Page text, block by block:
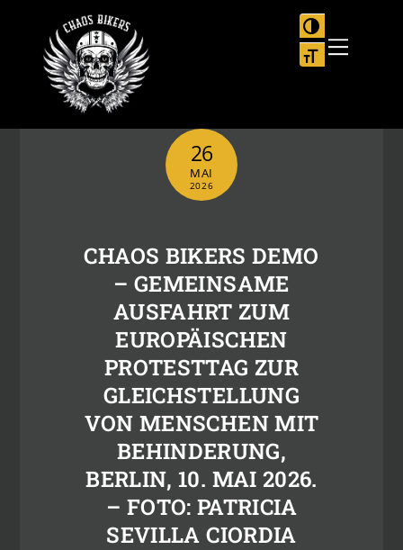
content
Menu
SCHRIFT
26
MAI
2026
CHAOS BIKERS DEMO
– GEMEINSAME
AUSFAHRT ZUM
EUROPÄISCHEN
PROTESTTAG ZUR
GLEICHSTELLUNG
VON MENSCHEN MIT
BEHINDERUNG,
BERLIN, 10. MAI 2026.
– FOTO: PATRICIA
SEVILLA CIORDIA